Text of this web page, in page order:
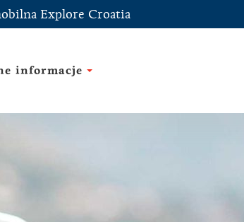
Explore Croatia
informacje